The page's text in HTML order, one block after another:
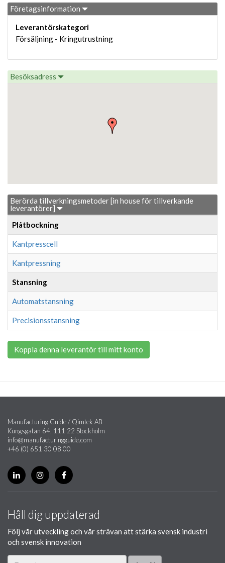
Företagsinformation
Leverantörskategori
Försäljning - Kringutrustning
Besöksadress
Berörda tillverkningsmetoder [in house för tillverkande
leverantörer]
Plåtbockning
Kantpresscell
Kantpressning
Stansning
Automatstansning
Precisionsstansning
Koppla denna leverantör till mitt konto
Manufacturing Guide / Qimtek AB
Kungsgatan 64, 111 22 Stockholm
info@manufacturingguide.com
+46 (0) 651 30 08 00
Håll dig uppdaterad
Följ vår utveckling och vår strävan att stärka svensk industri
och svensk innovation